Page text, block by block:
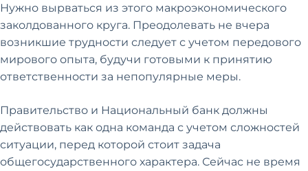
Нужно вырваться из этого макроэкономического
заколдованного круга. Преодолевать не вчера
возникшие трудности следует с учетом передового
мирового опыта, будучи готовыми к принятию
ответственности за непопулярные меры.
Правительство и Национальный банк должны
действовать как одна команда с учетом сложностей
ситуации, перед которой стоит задача
общегосударственного характера. Сейчас не время